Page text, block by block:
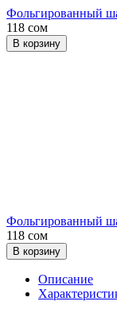
Фольгированный
118 сом
В корзину
Фольгированный
118 сом
В корзину
Описание